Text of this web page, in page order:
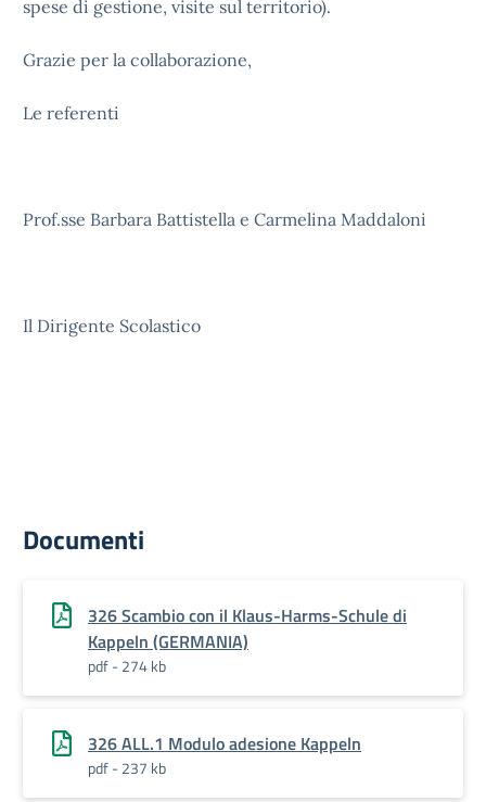
spese di gestione, visite sul territorio).
Grazie per la collaborazione,
Le referenti
Prof.sse Barbara Battistella e Carmelina Maddaloni
Il Dirigente Scolastico
Documenti
326 Scambio con il Klaus-Harms-Schule di
Kappeln (GERMANIA)
pdf - 274 kb
326 ALL.1 Modulo adesione Kappeln
pdf - 237 kb